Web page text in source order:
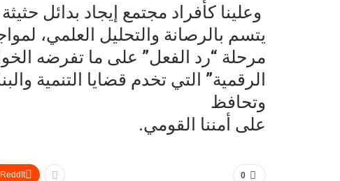
وعلينا كأفراد مجتمع إيجاد بدائل
يتسم بالرصانة والتحليل العلمي،
مرحلة “رد الفعل” على ما تفرضه
الرقمية” التي تخدم قضايا التنمية
وتحافظ
على أمننا القومي.
0
ReddIt